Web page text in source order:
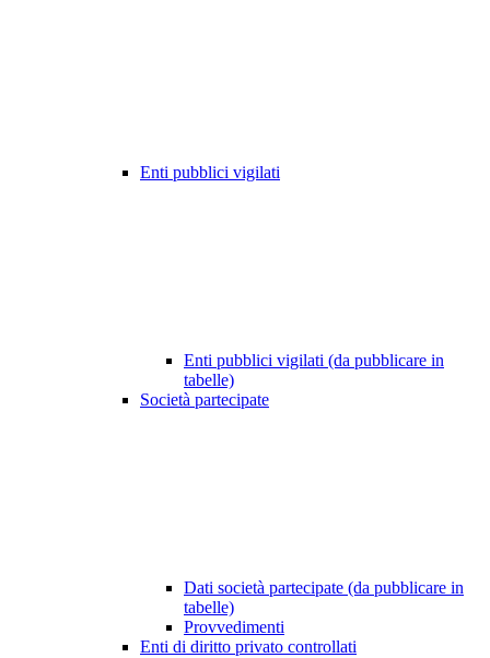
Enti pubblici vigilati
Enti pubblici vigilati (da pubblicare in
tabelle)
Società partecipate
Dati società partecipate (da pubblicare in
tabelle)
Provvedimenti
Enti di diritto privato controllati